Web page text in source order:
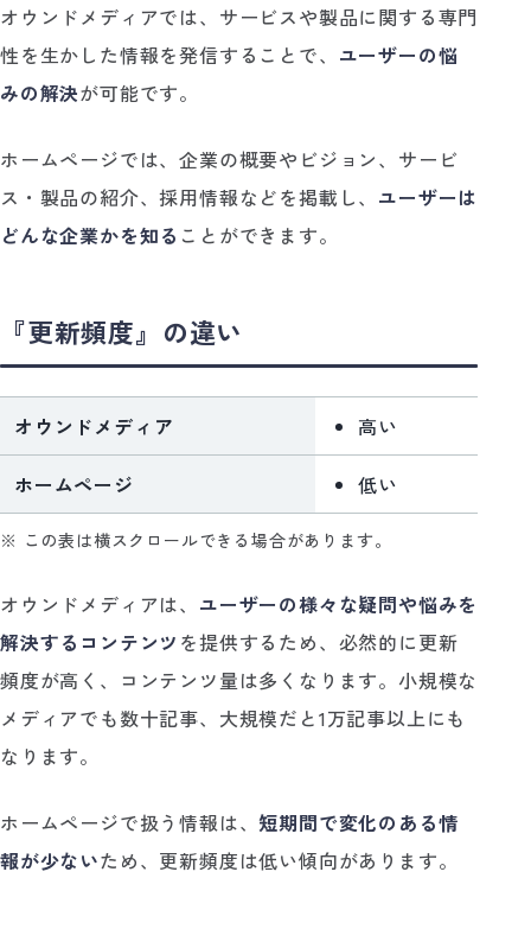
オウンドメディアでは、サービスや製品に関する専門
性を生かした情報を発信することで、 ユーザーの悩
みの解決が可能です。
ホームページでは、企業の概要やビジョン、サービ
ス・製品の紹介、採用情報などを掲載し、 ユーザーは
どんな企業かを知る ことができます。
『更新頻度』の違い
オウンドメディア 高い
ホームページ 低い
※ この表は横スクロールできる場合があります。
オウンドメディアは、 ユーザーの様々な疑問や悩みを
解決するコンテンツ を提供するため、必然的に更新
頻度が高く、コンテンツ量は多くなります。小規模な
メディアでも数十記事、大規模だと1万記事以上にも
なります。
ホームページで扱う情報は、短期間で変化のある情
報が少ないため、更新頻度は低い傾向があります。